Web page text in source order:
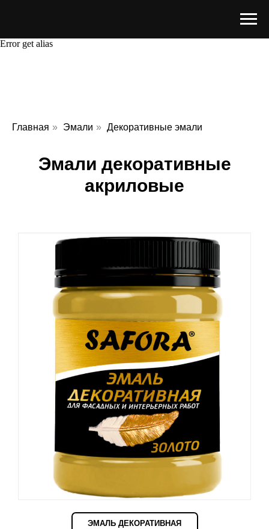
Error get alias
Главная » Эмали » Декоративные эмали
Эмали декоративные
акриловые
ЭМАЛЬ ДЕКОРАТИВНАЯ